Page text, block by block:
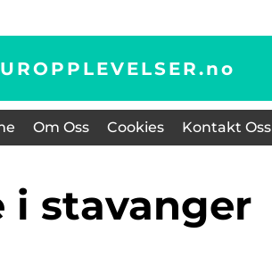
no
Om Oss Cookies Kontakt Oss
i stavanger